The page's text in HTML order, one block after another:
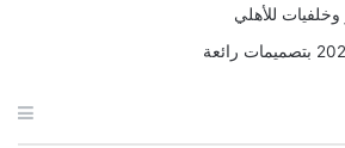
للأهلي